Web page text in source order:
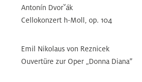
Antonín Dvorˇák
Cellokonzert h-Moll, op. 104
Emil Nikolaus von Reznicek
Ouvertüre zur Oper „Donna Diana”